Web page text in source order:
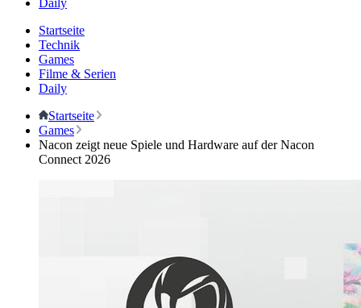
Daily
Startseite
Technik
Games
Filme & Serien
Daily
Startseite
Games
Nacon zeigt neue Spiele und Hardware auf der Nacon
Connect 2026